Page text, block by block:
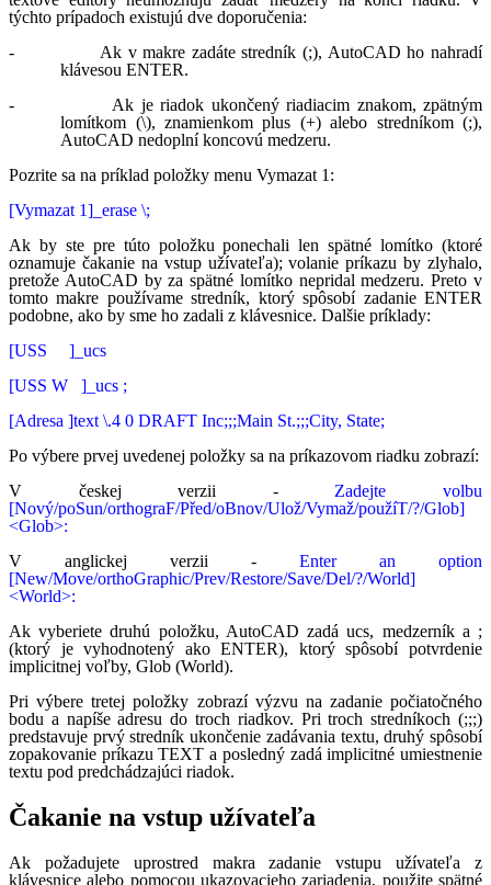
týchto prípadoch existujú dve doporučenia:
- Ak v makre zadáte stredník (;), AutoCAD ho nahradí
klávesou ENTER.
- Ak je riadok ukončený riadiacim znakom, zpätným
lomítkom (\), znamienkom plus (+) alebo stredníkom (;),
AutoCAD nedoplní koncovú medzeru.
Pozrite sa na príklad položky menu Vymazat 1:
[Vymazat 1]_erase \;
Ak by ste pre túto položku ponechali len spätné lomítko (ktoré
oznamuje čakanie na vstup užívateľa); volanie príkazu by zlyhalo,
pretože AutoCAD by za spätné lomítko nepridal medzeru. Preto v
tomto makre používame stredník, ktorý spôsobí zadanie ENTER
podobne, ako by sme ho zadali z klávesnice. Dalšie príklady:
[USS ]_ucs
[USS W ]_ucs ;
[Adresa ]text \.4 0 DRAFT Inc;;;Main St.;;;City, State;
Po výbere prvej uvedenej položky sa na príkazovom riadku zobrazí:
V českej verzii - Zadejte volbu
[Nový/poSun/orthograF/Před/oBnov/Ulož/Vymaž/použíT/?/Glob]
<Glob>:
V anglickej verzii - Enter an option
[New/Move/orthoGraphic/Prev/Restore/Save/Del/?/World]
<World>:
Ak vyberiete druhú položku, AutoCAD zadá ucs, medzerník a ;
(ktorý je vyhodnotený ako ENTER), ktorý spôsobí potvrdenie
implicitnej voľby, Glob (World).
Pri výbere tretej položky zobrazí výzvu na zadanie počiatočného
bodu a napíše adresu do troch riadkov. Pri troch stredníkoch (;;;)
predstavuje prvý stredník ukončenie zadávania textu, druhý spôsobí
zopakovanie príkazu TEXT a posledný zadá implicitné umiestnenie
textu pod predchádzajúci riadok.
Čakanie na vstup užívateľa
Ak požadujete uprostred makra zadanie vstupu užívateľa z
klávesnice alebo pomocou ukazovacieho zariadenia, použite spätné